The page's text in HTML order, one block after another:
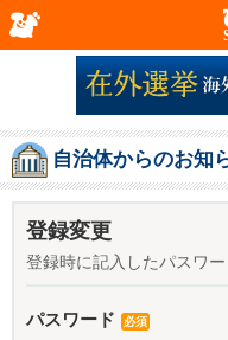
自治体からのお知
登録変更
登録時に記入したパスワー
パスワード 必須